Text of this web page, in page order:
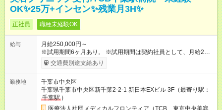
OK✨️25万+インセン✨️残業月3H✨️
正社員 職種未経験OK
給与
月給250,000円～
※試用期間6ヶ月あり。 ※試用期間は契約社員として、月給22万
円＋各種手当となります。 ※想定年収には賞与+インセンティブ
を含みます。 ◆残業手当は1分単位で全額支給 【試用期間】試用
時と異なる部分があります。 雇用形態：中途採用（契約社員）
給与：月給 220,000円以上
交通費別途支給あり
勤務地
千葉市中央区
千葉県千葉市中央区新千葉2-2-1 新日本EXビル 3F（最寄り駅：
千葉駅 ）
医療法人社団メディカルフロンティア（TCB 東京中央美容